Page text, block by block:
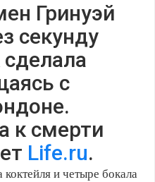
Гринуэй
секунду
сделала
с
к смерти
Life.ru.
и четыре бокала